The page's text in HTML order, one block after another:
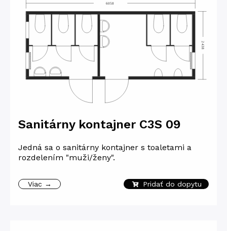
Sanitárny kontajner C3S 09
Jedná sa o sanitárny kontajner s toaletami a
rozdelením "muži/ženy".
Viac → Pridať do dopytu